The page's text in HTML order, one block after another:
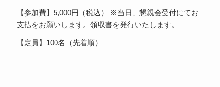
【参加費】5,000円（税込） ※当日、懇親会受付にてお
支払をお願いします。領収書を発行いたします。
【定員】100名（先着順）